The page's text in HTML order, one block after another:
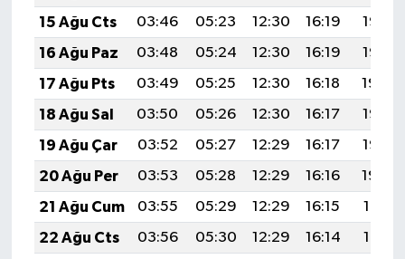
15 Ağu Cts
03:46 05:23 12:30 16:19
19:27
16 Ağu Paz
03:48 05:24 12:30 16:19
19:26
17 Ağu Pts
03:49 05:25 12:30 16:18
19:24
18 Ağu Sal
03:50 05:26 12:30 16:17
19:23
19 Ağu Çar
03:52 05:27 12:29 16:17
19:22
20 Ağu Per
03:53 05:28 12:29 16:16
19:20
21 Ağu Cum
03:55 05:29 12:29 16:15
19:19
22 Ağu Cts
03:56 05:30 12:29 16:14
19:17